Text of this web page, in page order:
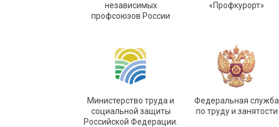
независимых
профсоюзов России
«Профкурорт»
Министерство труда и
социальной защиты
Российской Федерации.
Федеральная служба
по труду и занятости